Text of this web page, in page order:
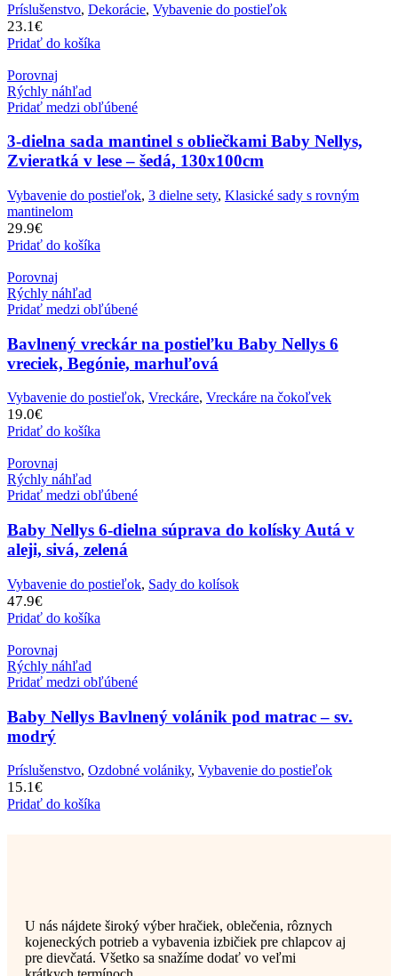
Príslušenstvo, Dekorácie, Vybavenie do postieľok
23.1€
Pridať do košíka
Porovnaj
Rýchly náhľad
Pridať medzi obľúbené
3-dielna sada mantinel s obliečkami Baby Nellys,
Zvieratká v lese – šedá, 130x100cm
Vybavenie do postieľok, 3 dielne sety, Klasické sady s rovným
mantinelom
29.9€
Pridať do košíka
Porovnaj
Rýchly náhľad
Pridať medzi obľúbené
Bavlnený vreckár na postieľku Baby Nellys 6
vreciek, Begónie, marhuľová
Vybavenie do postieľok, Vreckáre, Vreckáre na čokoľvek
19.0€
Pridať do košíka
Porovnaj
Rýchly náhľad
Pridať medzi obľúbené
Baby Nellys 6-dielna súprava do kolísky Autá v
aleji, sivá, zelená
Vybavenie do postieľok, Sady do kolísok
47.9€
Pridať do košíka
Porovnaj
Rýchly náhľad
Pridať medzi obľúbené
Baby Nellys Bavlnený volánik pod matrac – sv.
modrý
Príslušenstvo, Ozdobné volániky, Vybavenie do postieľok
15.1€
Pridať do košíka
U nás nájdete široký výber hračiek, oblečenia, rôznych
kojeneckých potrieb a vybavenia izbičiek pre chlapcov aj
pre dievčatá. Všetko sa snažíme dodať vo veľmi